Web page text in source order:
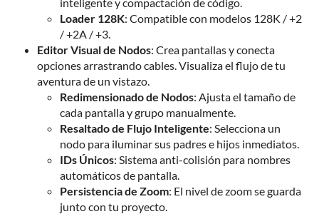
Loader 128K: Compatible con modelos 128K / +2
/ +2A / +3.
Editor Visual de Nodos: Crea pantallas y conecta
opciones arrastrando cables. Visualiza el flujo de tu
aventura de un vistazo.
Redimensionado de Nodos: Ajusta el tamaño de
cada pantalla y grupo manualmente.
Resaltado de Flujo Inteligente: Selecciona un
nodo para iluminar sus padres e hijos inmediatos.
IDs Únicos: Sistema anti-colisión para nombres
automáticos de pantalla.
Persistencia de Zoom: El nivel de zoom se guarda
junto con tu proyecto.